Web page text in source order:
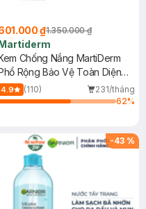
₫1.350.000 ₫
Chống Nắng MartiDerm
Rộng Bảo Vệ Toàn Diện
4.9 (110)
231/tháng
62%
-43 %